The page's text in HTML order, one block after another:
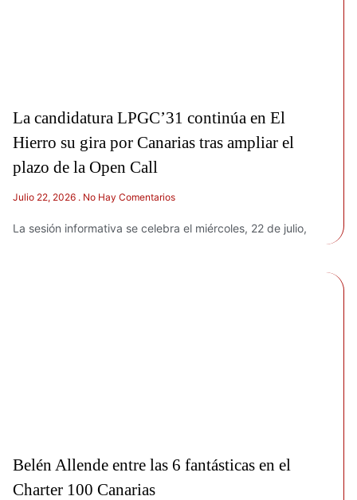
La candidatura LPGC’31 continúa en El
Hierro su gira por Canarias tras ampliar el
plazo de la Open Call
Julio 22, 2026 No Hay Comentarios
La sesión informativa se celebra el miércoles, 22 de julio,
Belén Allende entre las 6 fantásticas en el
Charter 100 Canarias